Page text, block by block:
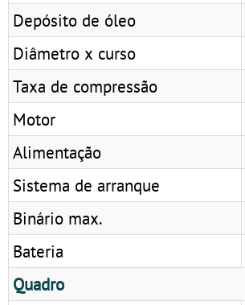
Depósito de óleo
Diâmetro x curso
Taxa de compressão
Motor
Alimentação
Sistema de arranque
Binário max.
Bateria
Quadro